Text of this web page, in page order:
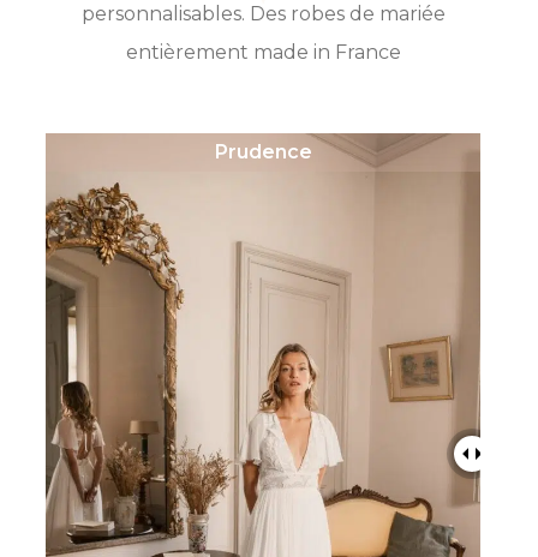
personnalisables. Des robes de mariée
entièrement made in France
Prudence